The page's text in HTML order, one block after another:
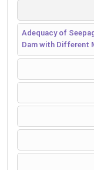
Adequacy of
Dam with Different